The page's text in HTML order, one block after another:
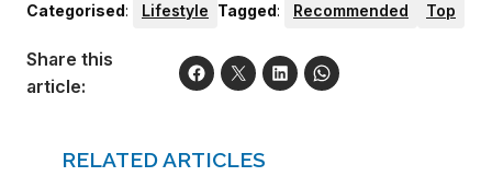
Categorised: Lifestyle Tagged: Recommended Top
Share this
article:
RELATED ARTICLES